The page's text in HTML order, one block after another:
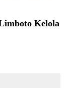
Kelola